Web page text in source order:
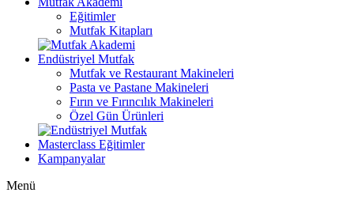
Eğitimler
Mutfak Kitapları
Endüstriyel Mutfak
Mutfak ve Restaurant Makineleri
Pasta ve Pastane Makineleri
Fırın ve Fırıncılık Makineleri
Özel Gün Ürünleri
Masterclass Eğitimler
Kampanyalar
Menü